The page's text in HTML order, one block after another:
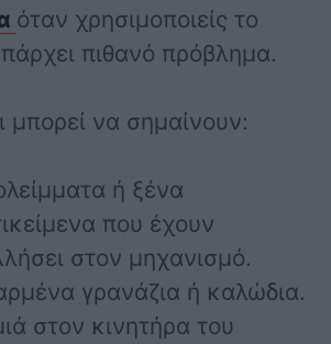
όταν χρησιμοποιείς το
πιθανό πρόβλημα.
μπορεί να σημαίνουν:
ή ξένα
που έχουν
στον μηχανισμό.
γρανάζια ή καλώδια.
στον κινητήρα του